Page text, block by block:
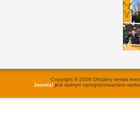
Copyright © 2026 Oficjalny serwis
Joomla!jest wolnym oprogramowaniem